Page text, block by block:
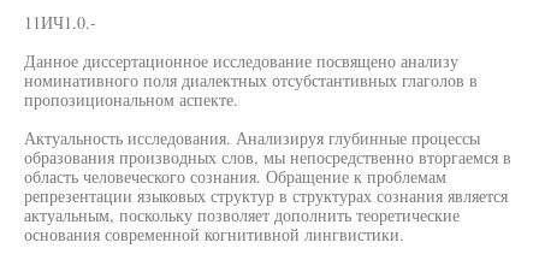
11ИЧ1.0.-
Данное диссертационное исследование посвящено анализу
номинативного поля диалектных отсубстантивных глаголов в
пропозициональном аспекте.
Актуальность исследования. Анализируя глубинные процессы
образования производных слов, мы непосредственно вторгаемся в
область человеческого сознания. Обращение к проблемам
репрезентации языковых структур в структурах сознания является
актуальным, поскольку позволяет дополнить теоретические
основания современной когнитивной лингвистики.